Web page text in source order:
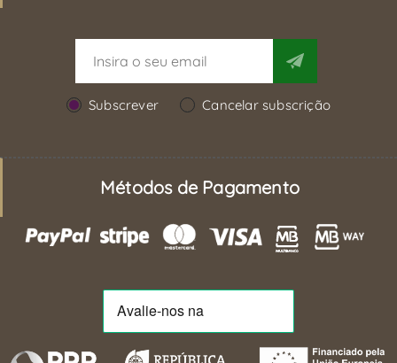
Subscrever Cancelar subscrição
Métodos de Pagamento